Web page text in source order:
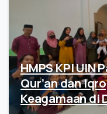
HMPS KPI UIN
Qur’an dan
Keagamaan di